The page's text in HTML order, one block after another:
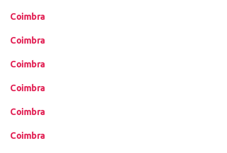
Coimbra
Coimbra
Coimbra
Coimbra
Coimbra
Coimbra